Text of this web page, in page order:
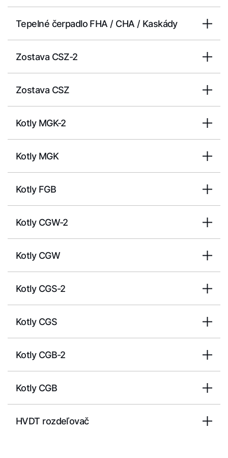
Tepelné čerpadlo FHA / CHA / Kaskády
Zostava CSZ-2
Zostava CSZ
Kotly MGK-2
Kotly MGK
Kotly FGB
Kotly CGW-2
Kotly CGW
Kotly CGS-2
Kotly CGS
Kotly CGB-2
Kotly CGB
HVDT rozdeľovač